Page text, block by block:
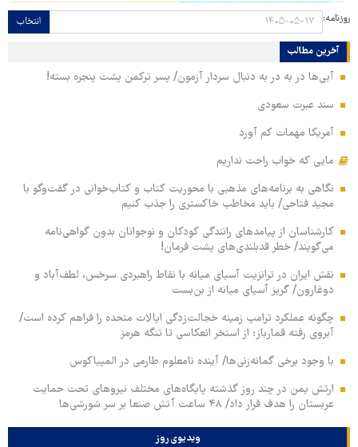
روزنامه: انتخاب
آخرین مطالب
آبی‌ها در به در به دنبال سردار آزمون/ پسر ترکمن پشت پنجره بسته!
سند عبرت سعودی
آمریکا مهمات کم آورد
مایی که خواب راحت نداریم
نگاهی به برنامه‌های مذهبی با محوریت کتاب و کتاب‌خوانی در گفت‌وگو با
مجید فتاحی/ باید مخاطب خاکستری را جذب کنیم
کارشناسان از پیامدهای رانندگی کودکان و نوجوانان بدون گواهی‌نامه
می‌گویند/ خطر قدبلندی‌های پشت فرمان!
نقش ایران در ترانزیت آسیای میانه با نقاط راهبردی سرخس، لطف‌آباد و
دوغارون/ گریز آسیای میانه از بن‌بست
چگونه عملکرد ترامپ زمینه خجالت‌زدگی ایالات متحده را فراهم کرده است/
آبروی رفته قمارباز؛ از استخر انعکاسی تا تنگه هرمز
با وجود برخی گمانه‌زنی‌ها/ آینده نامعلوم طارمی در المپیاکوس
ارتش یمن در چند روز گذشته پایگاه‌های مختلف نیروهای تحت حمایت
عربستان را هدف قرار داد/ ۴۸ ساعت آتش صنعا بر سر شورشی‌ها
ویدیوی روز